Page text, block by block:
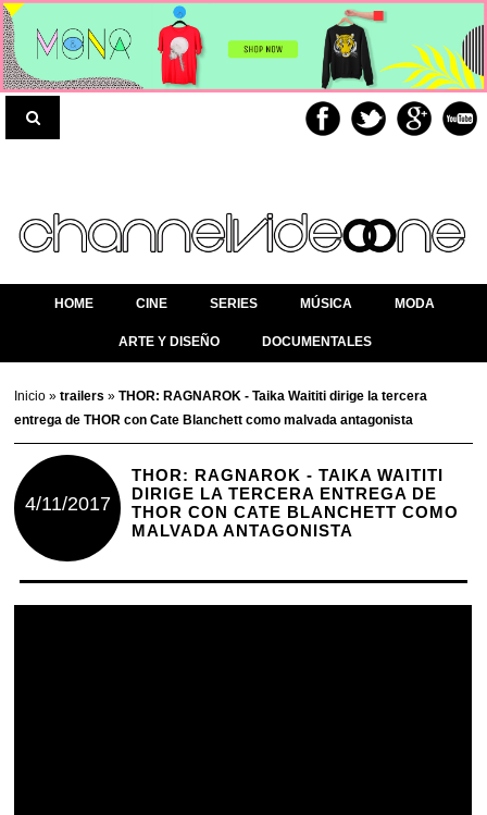
HOME CINE SERIES MÚSICA MODA
ARTE Y DISEÑO DOCUMENTALES
Inicio»trailers»THOR: RAGNAROK - Taika Waititi dirige la tercera
entrega de THOR con Cate Blanchett como malvada antagonista
4/11/2017
THOR: RAGNAROK - TAIKA WAITITI
DIRIGE LA TERCERA ENTREGA DE
THOR CON CATE BLANCHETT COMO
MALVADA ANTAGONISTA